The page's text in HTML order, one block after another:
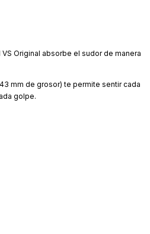
Original absorbe el sudor de manera
mm de grosor) te permite sentir cada
golpe.